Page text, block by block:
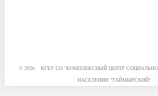
© 2026 КГБУ СО "КОМПЛЕКСНЫЙ ЦЕНТР
НАСЕЛЕНИЯ "ТАЙМЫРСКИЙ"